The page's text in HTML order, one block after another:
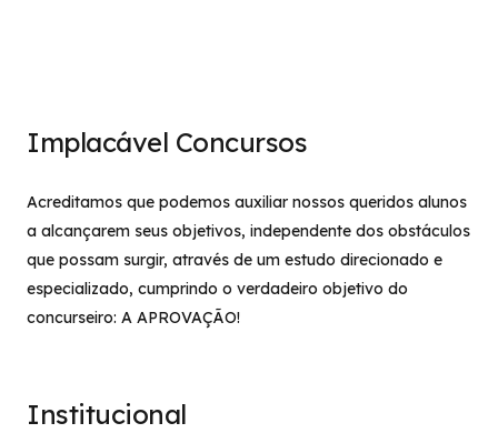
Implacável Concursos
Acreditamos que podemos auxiliar nossos queridos alunos
a alcançarem seus objetivos, independente dos obstáculos
que possam surgir, através de um estudo direcionado e
especializado, cumprindo o verdadeiro objetivo do
concurseiro: A APROVAÇÃO!
Institucional